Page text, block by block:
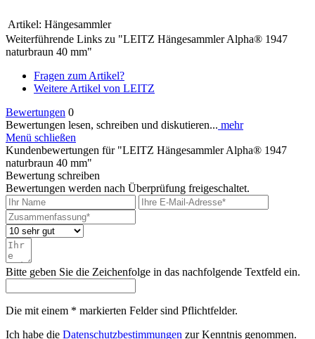
Artikel: Hängesammler
Weiterführende Links zu "LEITZ Hängesammler Alpha® 1947
naturbraun 40 mm"
Fragen zum Artikel?
Weitere Artikel von LEITZ
Bewertungen 0
Bewertungen lesen, schreiben und diskutieren... mehr
Menü schließen
Kundenbewertungen für "LEITZ Hängesammler Alpha® 1947
naturbraun 40 mm"
Bewertung schreiben
Bewertungen werden nach Überprüfung freigeschaltet.
Bitte geben Sie die Zeichenfolge in das nachfolgende Textfeld ein.
Die mit einem * markierten Felder sind Pflichtfelder.
Ich habe die Datenschutzbestimmungen zur Kenntnis genommen.